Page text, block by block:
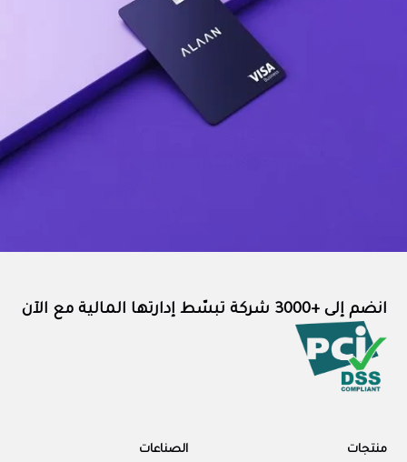
انضم إلى +3000 شركة تبسّط إدارتها المالية مع الآن
منتجات الصناعات